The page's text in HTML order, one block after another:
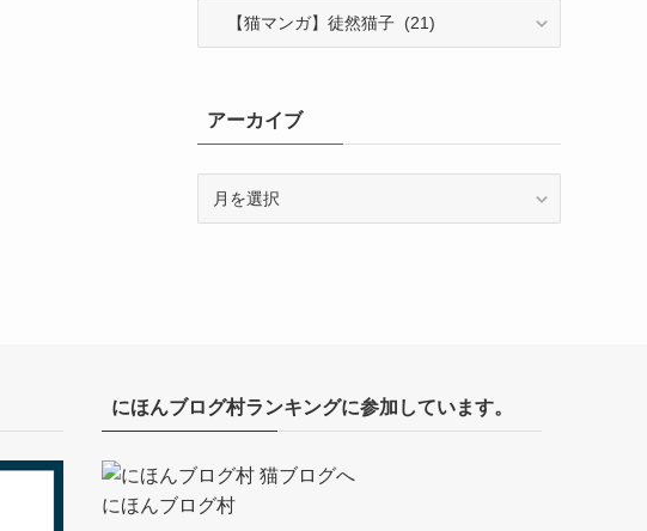
ーアーカイブ
にほんブログ村ランキングに参加しています。
にほんブログ村